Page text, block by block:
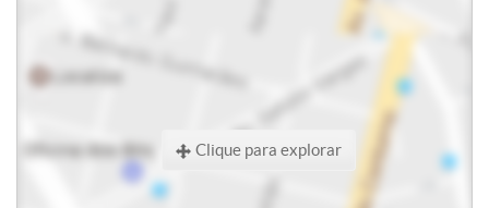
Clique para explorar